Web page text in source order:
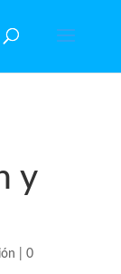
y
0